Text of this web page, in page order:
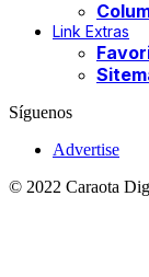
Link Extras
Síguenos
Advertise
© 2022 Caraota